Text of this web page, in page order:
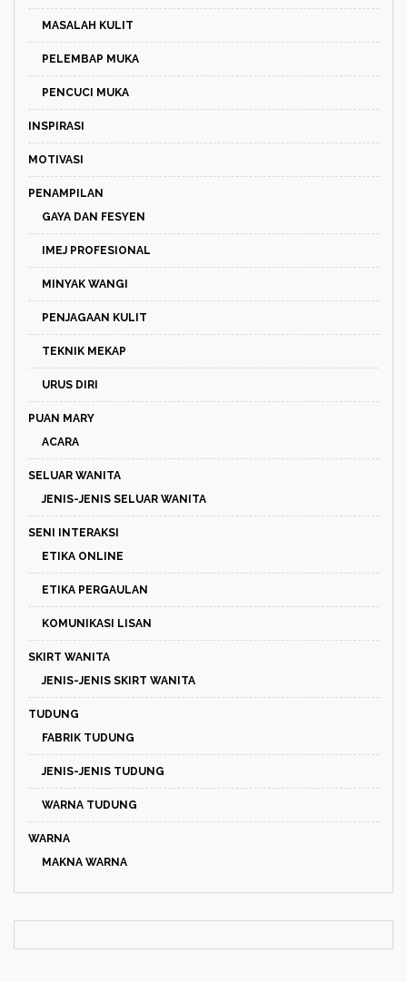
MASALAH KULIT
PELEMBAP MUKA
PENCUCI MUKA
INSPIRASI
MOTIVASI
PENAMPILAN
GAYA DAN FESYEN
IMEJ PROFESIONAL
MINYAK WANGI
PENJAGAAN KULIT
TEKNIK MEKAP
URUS DIRI
PUAN MARY
ACARA
SELUAR WANITA
JENIS-JENIS SELUAR WANITA
SENI INTERAKSI
ETIKA ONLINE
ETIKA PERGAULAN
KOMUNIKASI LISAN
SKIRT WANITA
JENIS-JENIS SKIRT WANITA
TUDUNG
FABRIK TUDUNG
JENIS-JENIS TUDUNG
WARNA TUDUNG
WARNA
MAKNA WARNA